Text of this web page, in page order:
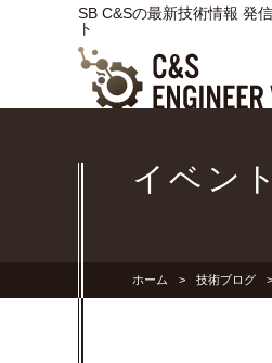
SB C&Sの最新技術情報 発
ト
イベン
ホーム 技術ブログ